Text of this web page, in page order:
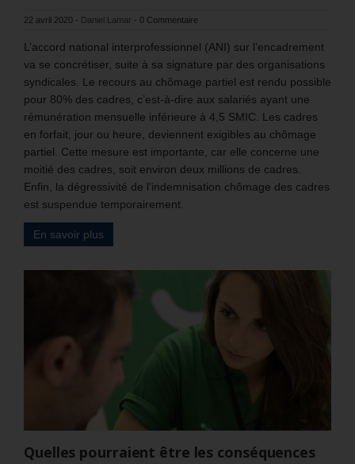
22 avril 2020 - Daniel Lamar - 0 Commentaire
L’accord national interprofessionnel (ANI) sur l’encadrement
va se concrétiser, suite à sa signature par des organisations
syndicales. Le recours au chômage partiel est rendu possible
pour 80% des cadres, c’est-à-dire aux salariés ayant une
rémunération mensuelle inférieure à 4,5 SMIC. Les cadres
en forfait, jour ou heure, deviennent exigibles au chômage
partiel. Cette mesure est importante, car elle concerne une
moitié des cadres, soit environ deux millions de cadres.
Enfin, la dégressivité de l’indemnisation chômage des cadres
est suspendue temporairement.
En savoir plus
Quelles pourraient être les conséquences